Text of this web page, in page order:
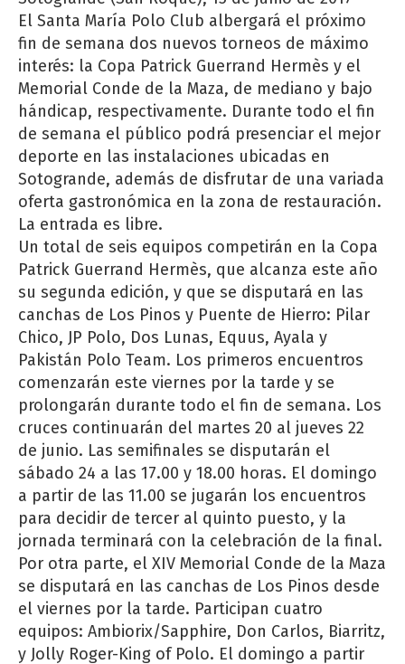
El Santa María Polo Club albergará el próximo
fin de semana dos nuevos torneos de máximo
interés: la Copa Patrick Guerrand Hermès y el
Memorial Conde de la Maza, de mediano y bajo
hándicap, respectivamente. Durante todo el fin
de semana el público podrá presenciar el mejor
deporte en las instalaciones ubicadas en
Sotogrande, además de disfrutar de una variada
oferta gastronómica en la zona de restauración.
La entrada es libre.
Un total de seis equipos competirán en la Copa
Patrick Guerrand Hermès, que alcanza este año
su segunda edición, y que se disputará en las
canchas de Los Pinos y Puente de Hierro: Pilar
Chico, JP Polo, Dos Lunas, Equus, Ayala y
Pakistán Polo Team. Los primeros encuentros
comenzarán este viernes por la tarde y se
prolongarán durante todo el fin de semana. Los
cruces continuarán del martes 20 al jueves 22
de junio. Las semifinales se disputarán el
sábado 24 a las 17.00 y 18.00 horas. El domingo
a partir de las 11.00 se jugarán los encuentros
para decidir de tercer al quinto puesto, y la
jornada terminará con la celebración de la final.
Por otra parte, el XIV Memorial Conde de la Maza
se disputará en las canchas de Los Pinos desde
el viernes por la tarde. Participan cuatro
equipos: Ambiorix/Sapphire, Don Carlos, Biarritz,
y Jolly Roger-King of Polo. El domingo a partir